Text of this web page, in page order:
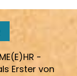
-
Erster von